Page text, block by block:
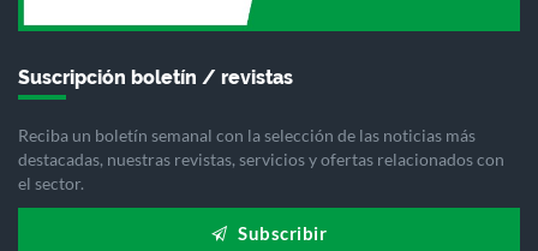
Suscripción boletín / revistas
Reciba un boletín semanal con la selección de las noticias más
destacadas, nuestras revistas, servicios y ofertas relacionados con
el sector.
Subscribir